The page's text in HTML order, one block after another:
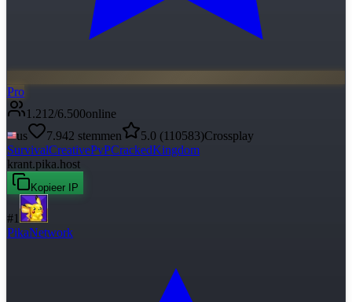
Pro
1.212/6.500online
us
7.942 stemmen 5.0 (110583)Crossplay
SurvivalCreativePvPCrackedKingdom
krant.pika.host
Kopieer IP
#1
PikaNetwork